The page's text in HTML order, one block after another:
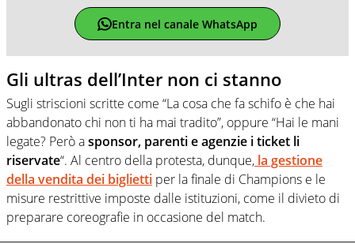
Entra nel canale WhatsApp
Gli ultras dell’Inter non ci stanno
Sugli striscioni scritte come “La cosa che fa schifo è che hai
abbandonato chi non ti ha mai tradito”, oppure “Hai le mani
legate? Però asponsor, parenti e agenzie i ticket li
riservate“. Al centro della protesta, dunque, la gestione
della vendita dei biglietti per la finale di Champions e le
misure restrittive imposte dalle istituzioni, come il divieto di
preparare coreografie in occasione del match.